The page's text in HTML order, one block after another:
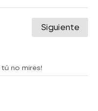
Siguiente
tú no mires!